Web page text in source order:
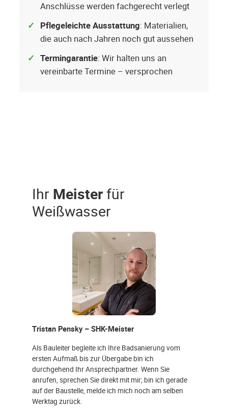
Anschlüsse werden fachgerecht verlegt
Pflegeleichte Ausstattung: Materialien,
die auch nach Jahren noch gut aussehen
Termingarantie: Wir halten uns an
vereinbarte Termine – versprochen
Ihr Meisterfür
Weißwasser
Tristan Pensky – SHK-Meister
Als Bauleiter begleite ich Ihre Badsanierung vom
ersten Aufmaß bis zur Übergabe bin ich
durchgehend Ihr Ansprechpartner. Wenn Sie
anrufen, sprechen Sie direkt mit mir; bin ich gerade
auf der Baustelle, melde ich mich noch am selben
Werktag zurück.